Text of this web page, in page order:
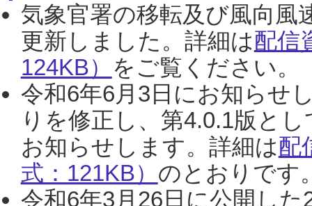
気象官署の移転及び風向風
更新しました。詳細は配信
124KB） をご覧ください。
令和6年6月3日にお知らせ
りを修正し、第4.0.1版と
お知らせします。詳細は配
式：121KB） のとおりです
令和6年3月26日に公開し